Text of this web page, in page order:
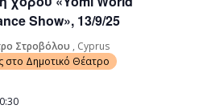
Show», 13/9/25
Στροβόλου , Cyprus
στο Δημοτικό Θέατρο